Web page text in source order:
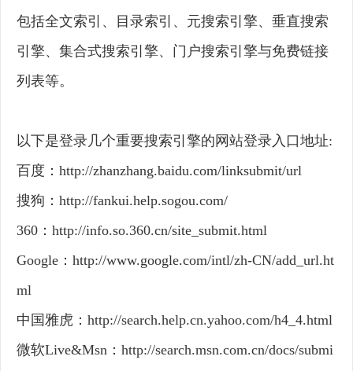
包括全文索引、目录索引、元搜索引擎、垂直搜索
引擎、集合式搜索引擎、门户搜索引擎与免费链接
列表等。
以下是登录几个重要搜索引擎的网站登录入口地址:
百度：http://zhanzhang.baidu.com/linksubmit/url
搜狗：http://fankui.help.sogou.com/
360：http://info.so.360.cn/site_submit.html
Google：http://www.google.com/intl/zh-CN/add_url.ht
ml
中国雅虎：http://search.help.cn.yahoo.com/h4_4.html
微软Live&Msn：http://search.msn.com.cn/docs/submi